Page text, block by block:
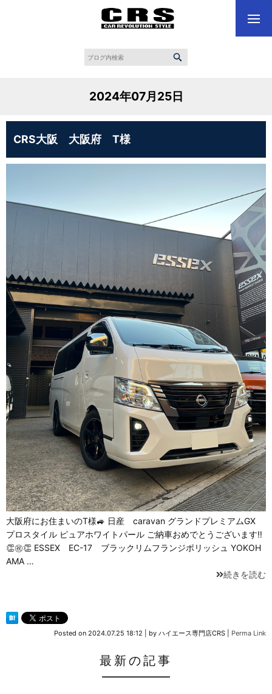
2024年07月25日
CRS大阪 大阪府 T様
大阪府にお住まいのT様🚙 日産 caravan グランドプレミアムGX
プロスタイル ピュアホワイトパール ご納車おめでとうございます‼
👏㊗👏 ESSEX EC-17 ブラックリムフランジポリッシュ YOKOH
AMA …
続きを読む
Posted on 2024.07.25 18:12 by ハイエース専門店CRS Perma Link
最新の記事